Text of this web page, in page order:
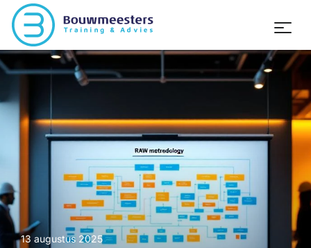
13 augustus 2025